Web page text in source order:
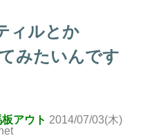
ィルとか
みたいんです
アウト 2014/07/03(木)